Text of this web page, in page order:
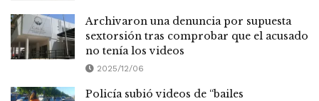
Archivaron una denuncia por supuesta
sextorsión tras comprobar que el acusado
no tenía los videos
2025/12/06
Policía subió videos de “bailes